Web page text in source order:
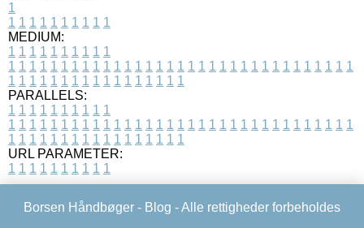
1
1 1 1 1 1 1 1 1 1 1
MEDIUM:
1 1 1 1 1 1 1 1 1 1
1 1 1 1 1 1 1 1 1 1 1 1 1 1 1 1 1 1 1 1 1 1 1 1 1 1 1 1 1 1 1 1 1
1 1 1 1 1 1 1 1 1 1 1 1 1 1 1 1 1
PARALLELS:
1 1 1 1 1 1 1 1 1 1
1 1 1 1 1 1 1 1 1 1 1 1 1 1 1 1 1 1 1 1 1 1 1 1 1 1 1 1 1 1 1 1 1
1 1 1 1 1 1 1 1 1 1 1 1 1 1 1 1 1
URL PARAMETER:
1 1 1 1 1 1 1 1 1 1
Borsen Håndbøger - Blog - Alle rettigheder forbeholdes